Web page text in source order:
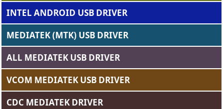
INTEL ANDROID USB DRIVER
MEDIATEK (MTK) USB DRIVER
ALL MEDIATEK USB DRIVER
VCOM MEDIATEK USB DRIVER
CDC MEDIATEK DRIVER